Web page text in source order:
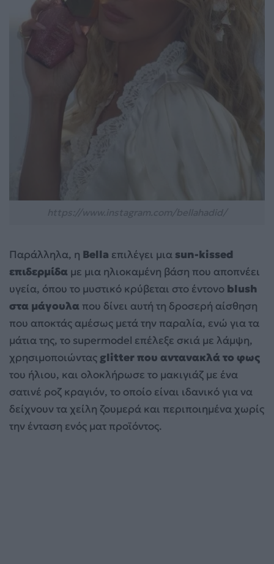
Παράλληλα, η Bella επιλέγει μια sun-kissed
επιδερμίδα με μια ηλιοκαμένη βάση που αποπνέει
υγεία, όπου το μυστικό κρύβεται στο έντονο blush
στα μάγουλα που δίνει αυτή τη δροσερή αίσθηση
που αποκτάς αμέσως μετά την παραλία, ενώ για τα
μάτια της, το supermodel επέλεξε σκιά με λάμψη,
χρησιμοποιώντας glitter που αντανακλά το φως
του ήλιου, και ολοκλήρωσε το μακιγιάζ με ένα
σατινέ ροζ κραγιόν, το οποίο είναι ιδανικό για να
δείχνουν τα χείλη ζουμερά και περιποιημένα χωρίς
την ένταση ενός ματ προϊόντος.